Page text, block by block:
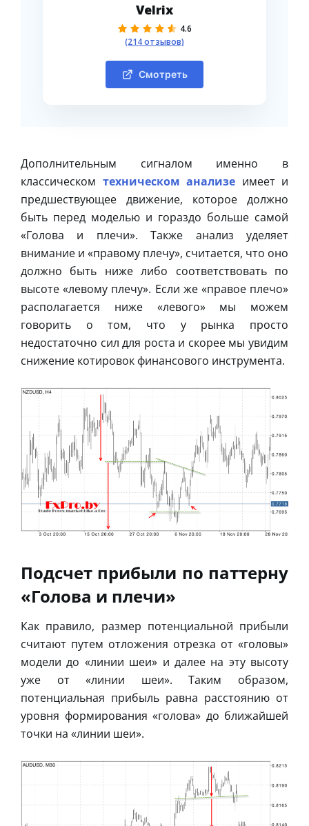
Velrix
4.6
(214 отзывов)
Смотреть
Дополнительным сигналом именно в
классическом техническом анализе имеет и
предшествующее движение, которое должно
быть перед моделью и гораздо больше самой
«Голова и плечи». Также анализ уделяет
внимание и «правому плечу», считается, что оно
должно быть ниже либо соответствовать по
высоте «левому плечу». Если же «правое плечо»
располагается ниже «левого» мы можем
говорить о том, что у рынка просто
недостаточно сил для роста и скорее мы увидим
снижение котировок финансового инструмента.
Подсчет прибыли по паттерну
«Голова и плечи»
Как правило, размер потенциальной прибыли
считают путем отложения отрезка от «головы»
модели до «линии шеи» и далее на эту высоту
уже от «линии шеи». Таким образом,
потенциальная прибыль равна расстоянию от
уровня формирования «голова» до ближайшей
точки на «линии шеи».